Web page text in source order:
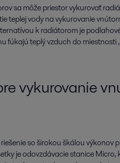
sa môže priestor vykurovať
teplej vody na vykurovanie
k radiátorom je
teplý vzduch do miestnosti
vykurovanie
so širokou škálou výkonov
je odovzdávacie stanice